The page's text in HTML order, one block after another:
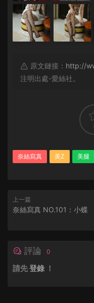
原文鏈接： http://
注明出處-愛絲社。
奈絲寫真 美Z 美腿
上一篇
奈絲寫真 NO.101：小蝶
評論 0
請先登錄 ！